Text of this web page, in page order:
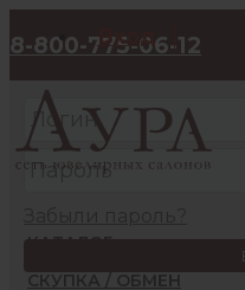
8-800-775-06-12
КАТАЛОГ
СКУПКА / ОБМЕН
Вход